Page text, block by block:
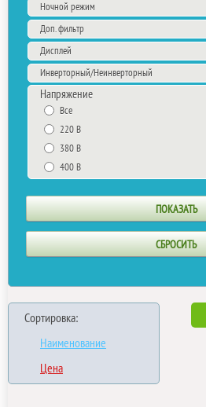
Ночной режим
Доп. фильтр
Дисплей
Инверторный/Неинверторный
Напряжение
Все
220 В
380 В
400 В
Сортировка:
Наименование
Цена